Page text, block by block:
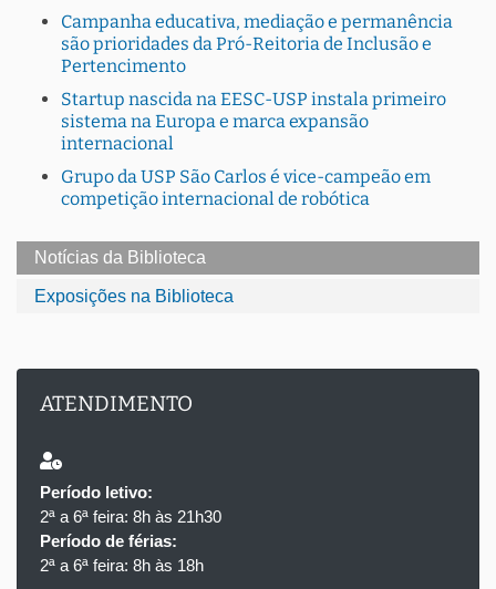
Notícias da Biblioteca
Exposições na Biblioteca
ATENDIMENTO
Período letivo:
2ª a 6ª feira: 8h às 21h30
Período de férias:
2ª a 6ª feira: 8h às 18h
Campanha educativa, mediação e permanência
são prioridades da Pró-Reitoria de Inclusão e
Pertencimento
Startup nascida na EESC-USP instala primeiro
sistema na Europa e marca expansão
internacional
Grupo da USP São Carlos é vice-campeão em
competição internacional de robótica